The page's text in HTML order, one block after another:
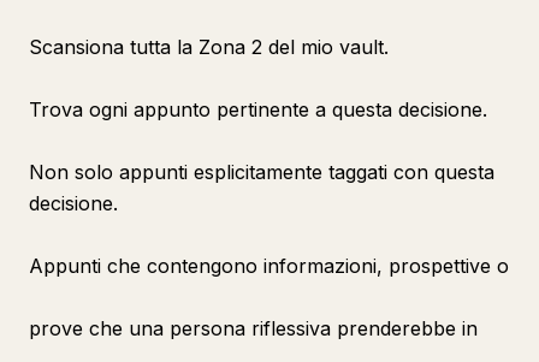
Scansiona tutta la Zona 2 del mio vault.
Trova ogni appunto pertinente a questa decisione.
Non solo appunti esplicitamente taggati con questa
decisione.
Appunti che contengono informazioni, prospettive o
prove che una persona riflessiva prenderebbe in